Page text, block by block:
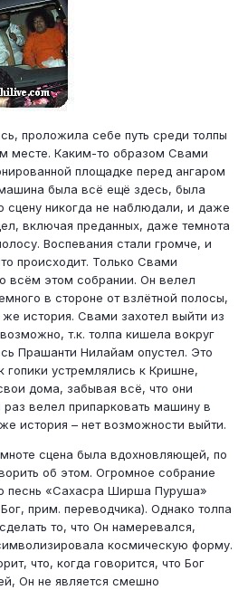
проложила себе путь среди толпы
месте. Каким-то образом Свами
площадке перед ангаром
была всё ещё здесь, была
сцену никогда не наблюдали, и даже
включая преданных, даже темнота
Воспевания стали громче, и
происходит. Только Свами
всём этом собрании. Он велел
в стороне от взлётной полосы,
история. Свами захотел выйти из
т.к. толпа кишела вокруг
Прашанти Нилайам опустел. Это
гопики устремлялись к Кришне,
дома, забывая всё, что они
велел припарковать машину в
история – нет возможности выйти.
сцена была вдохновляющей, по
об этом. Огромное собрание
песнь «Сахасра Ширша Пуруша»
прим. переводчика). Однако толпа
то, что Он намеревался,
космическую форму.
что, когда говорится, что Бог
Он не является смешно